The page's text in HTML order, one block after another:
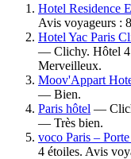
Hotel Residence
Avis voyageurs :
Hotel Yac Paris
— Clichy. Hôtel 4
Merveilleux.
Moov'Appart
— Bien.
Paris hôtel —
— Très bien.
voco Paris –
4 étoiles. Avis